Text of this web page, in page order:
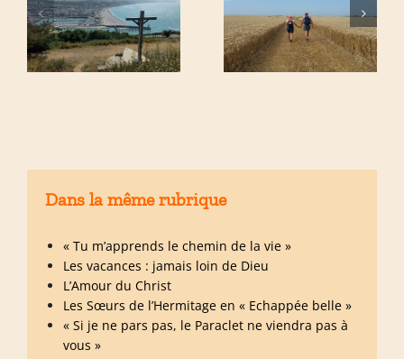
Dans la même rubrique
« Tu m’apprends le chemin de la vie »
Les vacances : jamais loin de Dieu
L’Amour du Christ
Les Sœurs de l’Hermitage en « Echappée belle »
« Si je ne pars pas, le Paraclet ne viendra pas à
vous »